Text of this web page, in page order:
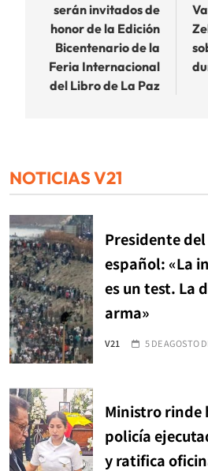
entradas
serán invitados de
honor de la Edición
Bicentenario de la
Feria Internacional
del Libro de La Paz
NOTICIAS V21
Presidente
español: «La
es un test. La
arma»
V21 5 DE AGOSTO
Ministro rinde
policía
y ratifica